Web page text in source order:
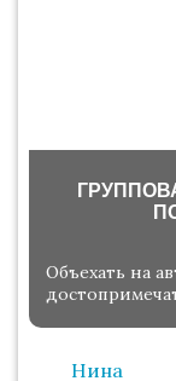
Объехать на
Нина